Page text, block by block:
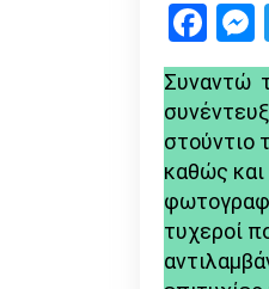
Συναντώ
στούντιο
καθώς
τυχεροί